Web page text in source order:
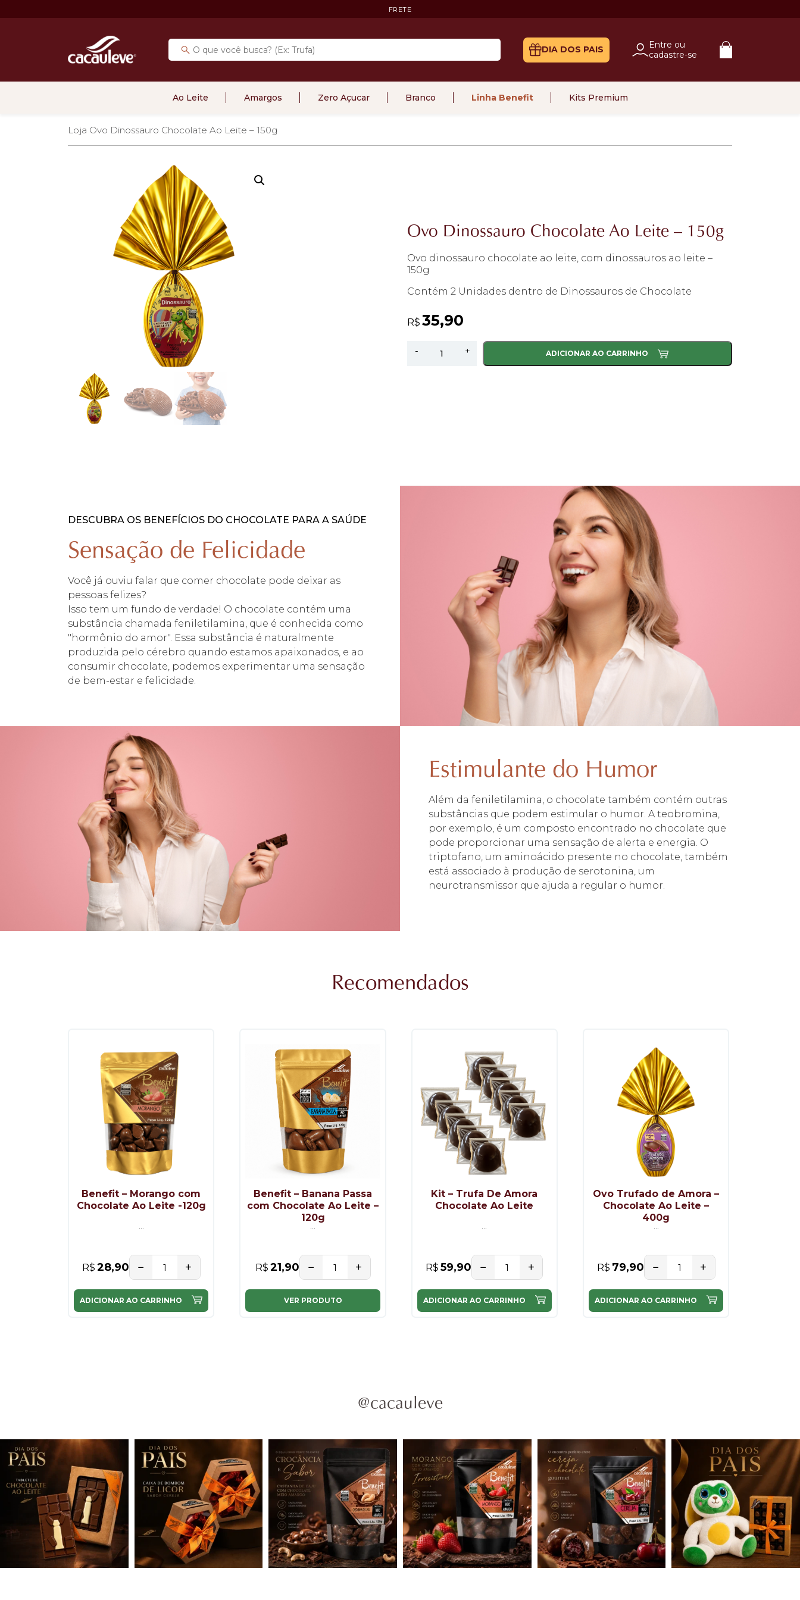
FRETE
DIA DOS PAIS
Entre ou
cadastre-se
Ao Leite Amargos Zero Açucar Branco Linha Benefit Kits Premium
Loja Ovo Dinossauro Chocolate Ao Leite – 150g
Ovo Dinossauro Chocolate Ao Leite – 150g
Ovo dinossauro chocolate ao leite, com dinossauros ao leite –
150g
Contém 2 Unidades dentro de Dinossauros de Chocolate
R$ 35,90
-
Dinossauro
+ ADICIONAR AO CARRINHO
DESCUBRA OS BENEFÍCIOS DO CHOCOLATE PARA A SAÚDE
Sensação de Felicidade
Você já ouviu falar que comer chocolate pode deixar as
pessoas felizes?
Isso tem um fundo de verdade! O chocolate contém uma
substância chamada feniletilamina, que é conhecida como
"hormônio do amor". Essa substância é naturalmente
produzida pelo cérebro quando estamos apaixonados, e ao
consumir chocolate, podemos experimentar uma sensação
de bem-estar e felicidade.
Estimulante do Humor
Além da feniletilamina, o chocolate também contém outras
substâncias que podem estimular o humor. A teobromina,
por exemplo, é um composto encontrado no chocolate que
pode proporcionar uma sensação de alerta e energia. O
triptofano, um aminoácido presente no chocolate, também
está associado à produção de serotonina, um
neurotransmissor que ajuda a regular o humor.
Recomendados
Benefit – Morango com
Chocolate Ao Leite -120g
...
R$ 28,90 − +
ADICIONAR AO CARRINHO
Benefit – Banana Passa
com Chocolate Ao Leite –
120g
...
R$ 21,90 − +
VER PRODUTO
Kit – Trufa De Amora
Chocolate Ao Leite
...
R$ 59,90 − +
ADICIONAR AO CARRINHO
Ovo Trufado de Amora –
Chocolate Ao Leite –
400g
...
R$ 79,90 − +
ADICIONAR AO CARRINHO
@cacauleve